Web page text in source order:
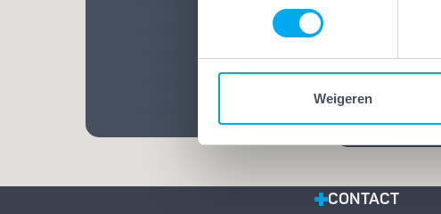
Weigeren
Plus-bedrijven ben je extra
goed verzekerd. Dankzij een
mensen die
Opgeleid,
vele jaren
praatjes,
CONTACT